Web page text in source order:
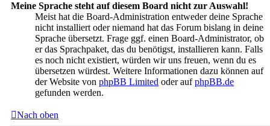
Meine Sprache steht auf diesem Board nicht zur Auswahl!
Meist hat die Board-Administration entweder deine Sprache
nicht installiert oder niemand hat das Forum bislang in deine
Sprache übersetzt. Frage ggf. einen Board-Administrator, ob
er das Sprachpaket, das du benötigst, installieren kann. Falls
es noch nicht existiert, würden wir uns freuen, wenn du es
übersetzen würdest. Weitere Informationen dazu können auf
der Website von phpBB Limited oder aufphpBB.de
gefunden werden.
Nach oben